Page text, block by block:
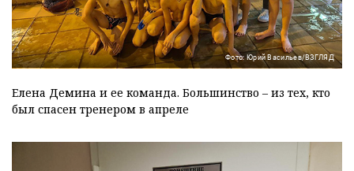
Фото: Юрий Васильев/ВЗГЛЯД
Елена Демина и ее команда. Большинство – из тех, кто
был спасен тренером в апреле